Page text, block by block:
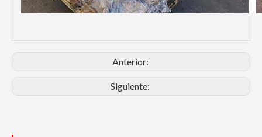
Anterior:
Siguiente: